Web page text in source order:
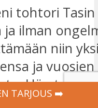
tohtori
ilman
niin
ja vuosien
Hän
sinulle
TARJOUS ➡️